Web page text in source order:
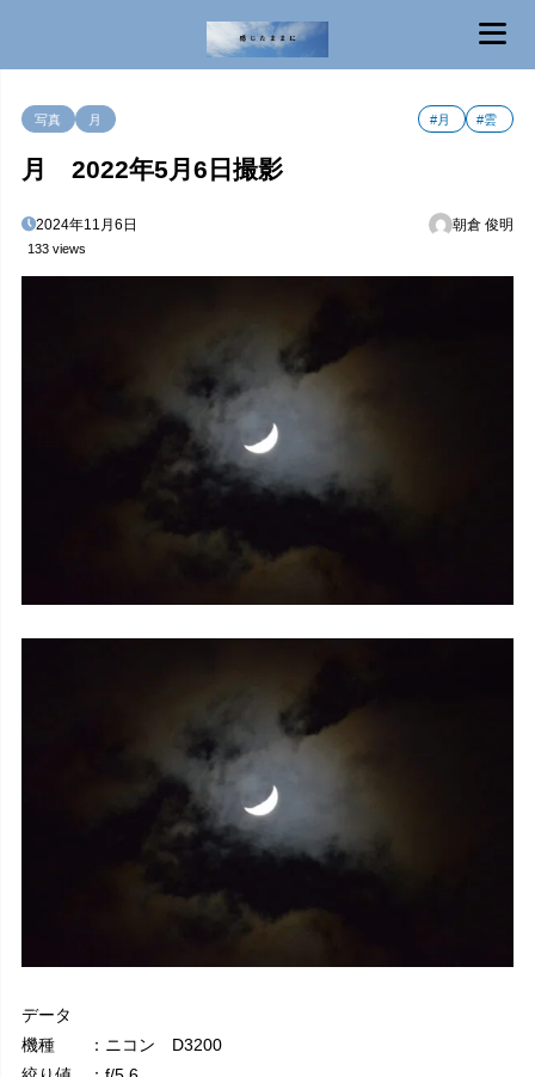
写真 月 #月 #雲
月 2022年5月6日撮影
2024年11月6日 朝倉 俊明
133 views
データ
機種 ：ニコン D3200